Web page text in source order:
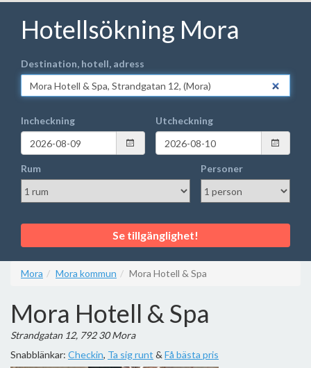
Hotellsökning Mora
Destination, hotell, adress
Incheckning Utcheckning
Rum Personer
Se tillgänglighet!
Mora Mora kommun Mora Hotell & Spa
Mora Hotell & Spa
Strandgatan 12, 792 30 Mora
Snabblänkar: Checkin, Ta sig runt & Få bästa pris